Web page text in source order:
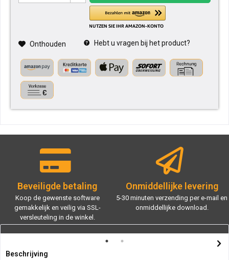
Onthouden Hebt u vragen bij het product?
Beveiligde betaling
Koop de gewenste software
gemakkelijk en veilig via SSL-
versleuteling in de winkel.
Onmiddellijke levering
5-30 minuten verzending per e-mail en
onmiddellijke download.
Beschrijving